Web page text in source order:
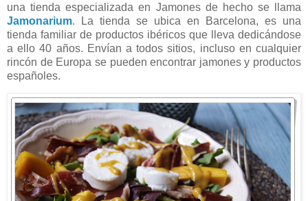
una tienda especializada en Jamones de hecho se llama
Jamonarium. La tienda se ubica en Barcelona, es una
tienda familiar de productos ibéricos que lleva dedicándose
a ello 40 años. Envían a todos sitios, incluso en cualquier
rincón de Europa se pueden encontrar jamones y productos
españoles.